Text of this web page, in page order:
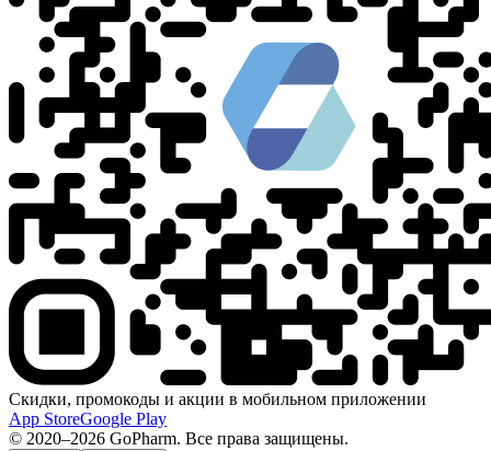
Скидки, промокоды и акции в мобильном приложении
App StoreGoogle Play
© 2020–2026 GoPharm. Все права защищены.